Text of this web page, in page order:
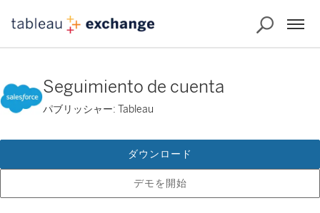
Seguimiento de cuenta
パブリッシャー: Tableau
デモを開始
ダウンロード